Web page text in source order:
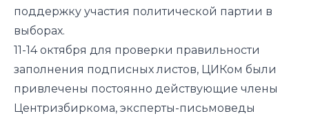
поддержку участия политической партии в
выборах.
11-14 октября для проверки правильности
заполнения подписных листов, ЦИКом были
привлечены постоянно действующие члены
Центризбиркома, эксперты-письмоведы